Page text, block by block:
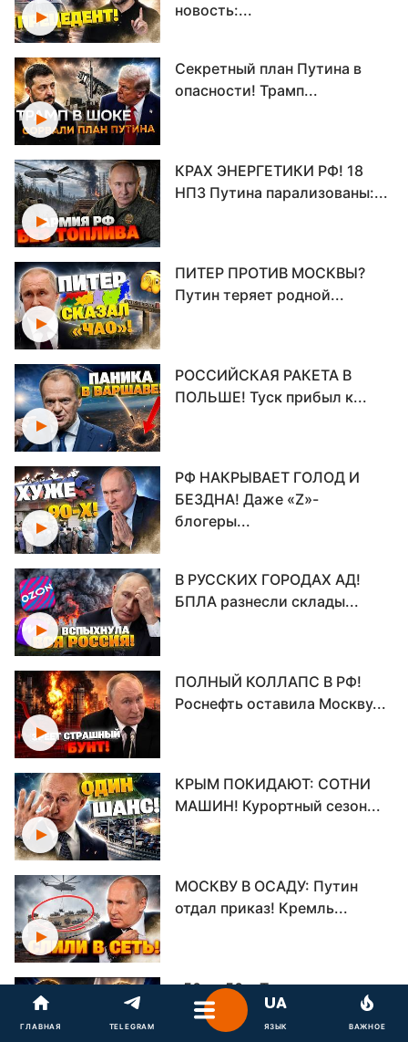
новость:...
Секретный план Путина в
опасности! Трамп...
КРАХ ЭНЕРГЕТИКИ РФ! 18
НПЗ Путина парализованы:...
ПИТЕР ПРОТИВ МОСКВЫ?
Путин теряет родной...
РОССИЙСКАЯ РАКЕТА В
ПОЛЬШЕ! Туск прибыл к...
РФ НАКРЫВАЕТ ГОЛОД И
БЕЗДНА! Даже «Z»-
блогеры...
В РУССКИХ ГОРОДАХ АД!
БПЛА разнесли склады...
ПОЛНЫЙ КОЛЛАПС В РФ!
Роснефть оставила Москву...
КРЫМ ПОКИДАЮТ: СОТНИ
МАШИН! Курортный сезон...
МОСКВУ В ОСАДУ: Путин
отдал приказ! Кремль...
«50 на 50»: Туск предупредил
о решающих 100...
ГЛАВНАЯ TELEGRAM ЯЗЫК ВАЖНОЕ